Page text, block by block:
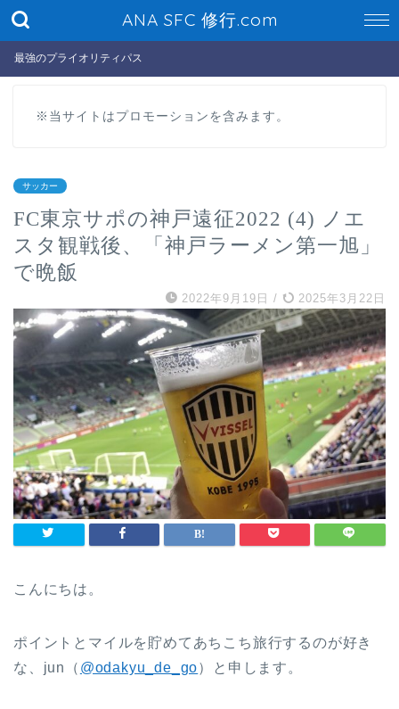
ANA SFC 修行.com
最強のプライオリティパス
※当サイトはプロモーションを含みます。
サッカー
FC東京サポの神戸遠征2022 (4) ノエ
スタ観戦後、「神戸ラーメン第一旭」
で晩飯
2022年9月19日 / 2025年3月22日
こんにちは。
ポイントとマイルを貯めてあちこち旅行するのが好き
な、jun（ @odakyu_de_go）と申します。